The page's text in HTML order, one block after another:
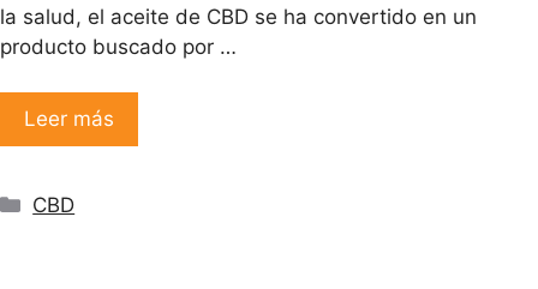
la salud, el aceite de CBD se ha convertido en un
producto buscado por …
Leer más
Categorías
CBD